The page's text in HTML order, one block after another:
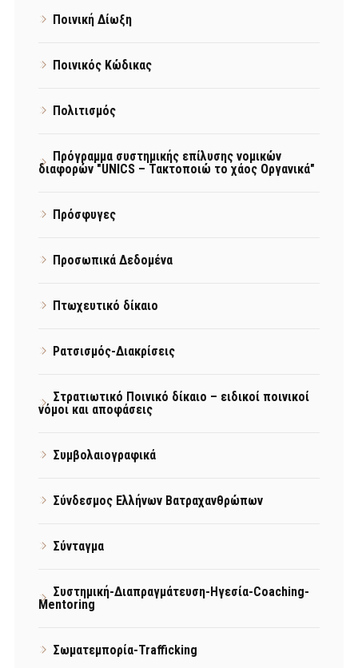
Ποινική Δίωξη
Ποινικός Κώδικας
Πολιτισμός
Πρόγραμμα συστημικής επίλυσης νομικών
διαφορών "UNICS – Τακτοποιώ το χάος Οργανικά"
Πρόσφυγες
Προσωπικά Δεδομένα
Πτωχευτικό δίκαιο
Ρατσισμός-Διακρίσεις
Στρατιωτικό Ποινικό δίκαιο – ειδικοί ποινικοί
νόμοι και αποφάσεις
Συμβολαιογραφικά
Σύνδεσμος Ελλήνων Βατραχανθρώπων
Σύνταγμα
Συστημική-Διαπραγμάτευση-Ηγεσία-Coaching-
Mentoring
Σωματεμπορία-Trafficking